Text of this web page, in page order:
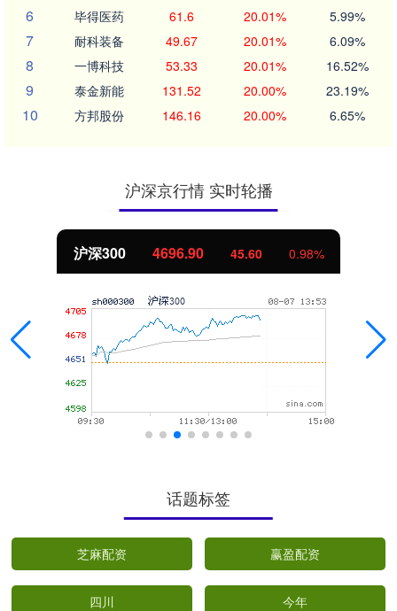
6 毕得医药 61.6 20.01% 5.99%
7 耐科装备 49.67 20.01% 6.09%
8 一博科技 53.33 20.01% 16.52%
9 泰金新能 131.52 20.00% 23.19%
10 方邦股份 146.16 20.00% 6.65%
沪深京行情 实时轮播
沪深300 4696.90 45.60 0.98%
话题标签
芝麻配资 赢盈配资
四川 今年